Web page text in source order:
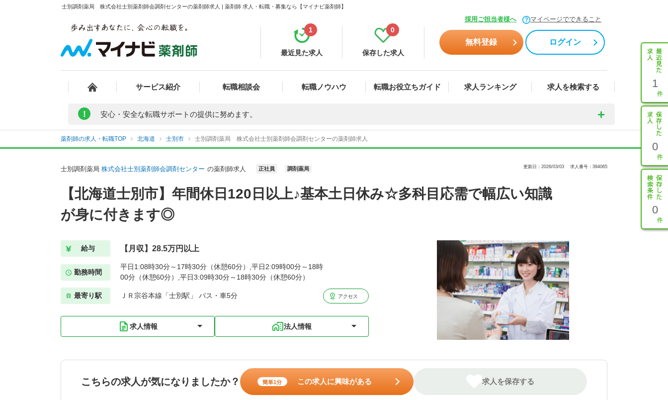
士別調剤薬局 株式会社士別薬剤師会調剤センターの薬剤師求人 | 薬剤師 求人・転職・募集なら【マイナビ薬剤師】
採用ご担当者様へ マイページでできること
最近見た求人
1
保存した求人
0
無料登録 ログイン
サービス紹介 転職相談会 転職ノウハウ 転職お役立ちガイド 求人ランキング 求人を検索する 1
0
0
! 安心・安全な転職サポートの提供に努めます。
薬剤師の求人・転職TOP 北海道 士別市 士別調剤薬局 株式会社士別薬剤師会調剤センターの薬剤師求人
士別調剤薬局 株式会社士別薬剤師会調剤センター の薬剤師求人 正社員 調剤薬局 更新日：2026/03/03 求人番号：394065
【北海道士別市】年間休日120日以上♪基本土日休み☆多科目応需で幅広い知識
が身に付きます◎
給与 【月収】28.5万円以上
勤務時間
平日1:08時30分～17時30分（休憩60分）,平日2:09時00分～18時
00分（休憩60分）,平日3:09時30分～18時30分（休憩60分）
最寄り駅 ＪＲ宗谷本線「士別駅」 バス・車5分 アクセス
求人情報 法人情報
こちらの求人が気になりましたか？ 簡単1分 この求人に興味がある 求人を保存する